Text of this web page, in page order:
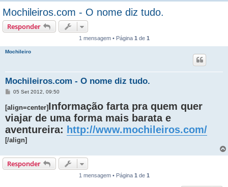
Mochileiros.com - O nome diz tudo.
Responder
1 mensagem • Página 1 de 1
Mochileiro
Mochileiros.com - O nome diz tudo.
M
s
a
g
e
m
05 Set 2012, 09:50
[align=center] Informação farta pra quem quer
viajar de uma forma mais barata e
aventureira: http://www.mochileiros.com/
[/align]
Responder
1 mensagem • Página 1 de 1